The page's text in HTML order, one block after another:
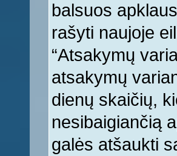
balsuos
rašyti naujoje
“Atsakymų
atsakymų
dienų skaičių,
nesibaigiančią
galės atšaukti